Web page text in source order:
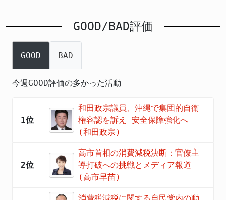
GOOD/BAD評価
GOOD BAD
今週GOOD評価の多かった活動
1位
和田政宗議員、沖縄で集団的自衛
権容認を訴え 安全保障強化へ
(和田政宗)
2位
高市首相の消費減税決断：官僚主
導打破への挑戦とメディア報道
(高市早苗)